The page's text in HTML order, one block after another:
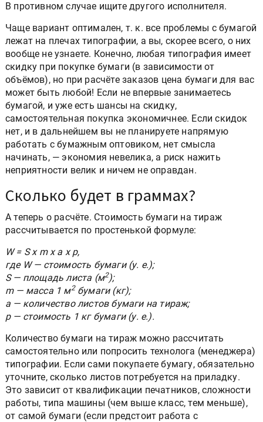
В противном случае ищите другого исполнителя.
Чаще вариант оптимален, т. к. все проблемы с бумагой
лежат на плечах типографии, а вы, скорее всего, о них
вообще не узнаете. Конечно, любая типография имеет
скидку при покупке бумаги (в зависимости от
объёмов), но при расчёте заказов цена бумаги для вас
может быть любой! Если не впервые занимаетесь
бумагой, и уже есть шансы на скидку,
самостоятельная покупка экономичнее. Если скидок
нет, и в дальнейшем вы не планируете напрямую
работать с бумажным оптовиком, нет смысла
начинать, — экономия невелика, а риск нажить
неприятности велик и ничем не оправдан.
Сколько будет в граммах?
А теперь о расчёте. Стоимость бумаги на тираж
рассчитывается по простенькой формуле:
W = S x m x а x p,
где W — стоимость бумаги (у. е.);
S — площадь листа (м2);
m — масса 1 м2бумаги (кг);
а — количество листов бумаги на тираж;
p — стоимость 1 кг бумаги (у. е.).
Количество бумаги на тираж можно рассчитать
самостоятельно или попросить технолога (менеджера)
типографии. Если сами покупаете бумагу, обязательно
уточните, сколько листов потребуется на приладку.
Это зависит от квалификации печатников, сложности
работы, типа машины (чем выше класс, тем меньше),
от самой бумаги (если предстоит работа с